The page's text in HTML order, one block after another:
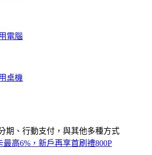
電腦
桌機
期、行動支付，與其他多種方式
最高6%，新戶再享首刷禮800P